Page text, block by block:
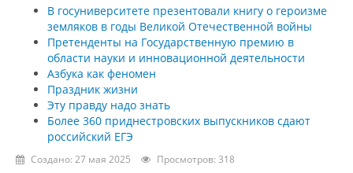
В госуниверситете презентовали книгу о героизме
земляков в годы Великой Отечественной войны
Претенденты на Государственную премию в
области науки и инновационной деятельности
Азбука как феномен
Праздник жизни
Эту правду надо знать
Более 360 приднестровских выпускников сдают
российский ЕГЭ
Создано: 27 мая 2025 Просмотров: 318